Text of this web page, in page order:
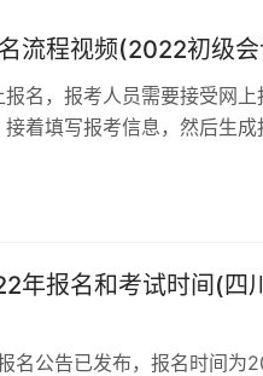
在哪里参加考试，现在注册
可以申请改变考试地点。会
注册会计师全国统一考试专
考试实行计算机化管理，注
加考试，在报考CPA过程中
流程视频(2022初级
名，报考人员需要接受网
着填写报考信息，然后生成
年报名和考试时间(四
名公告已发布，报名时间为